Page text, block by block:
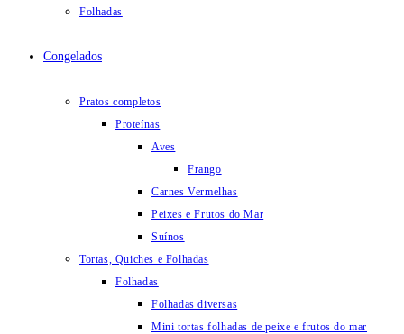
Folhadas
Congelados
Pratos completos
Proteínas
Aves
Frango
Carnes Vermelhas
Peixes e Frutos do Mar
Suínos
Tortas, Quiches e Folhadas
Folhadas
Folhadas diversas
Mini tortas folhadas de peixe e frutos do mar